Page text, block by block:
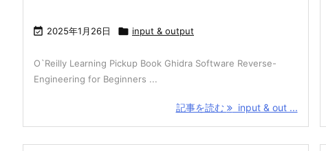
 2025年1月26日  input & output
O`Reilly Learning Pickup Book Ghidra Software Reverse-
Engineering for Beginners ...
記事を読む input & out ...